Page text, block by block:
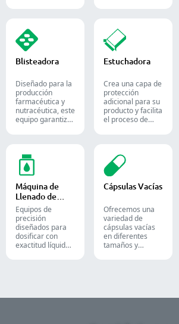
goma, destinados
tanto a la
industria de la
confitería como a
la farmacéutica.
las industrias
farmacéutica,
alimentaria y
química.
Blisteadora
Diseñado para la
producción
farmacéutica y
nutracéutica, este
equipo garantiza
y Alu-Alu para
tabletas, cápsulas
y cápsulas de
gelatina blanda.
Estuchadora
Crea una capa de
protección
adicional para su
producto y facilita
el proceso de
tubos en cajas,
siendo una
solución ideal
para el empaque
en las industrias
cosmética y
alimentaria.
Máquina de
Llenado de
Líquidos
Equipos de
precisión
diseñados para
dosificar con
exactitud líquidos,
químicas de alta
Cápsulas Vacías
Ofrecemos una
variedad de
cápsulas vacías
en diferentes
tamaños y
usuarios. Son